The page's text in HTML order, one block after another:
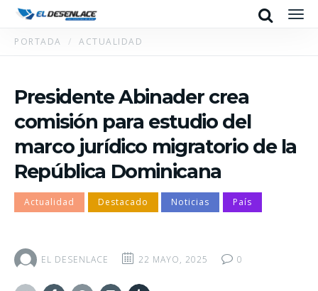
Search
PORTADA ACTUALIDAD
Presidente Abinader crea
comisión para estudio del
marco jurídico migratorio de la
República Dominicana
Actualidad Destacado Noticias País
EL DESENLACE 22 MAYO, 2025 0